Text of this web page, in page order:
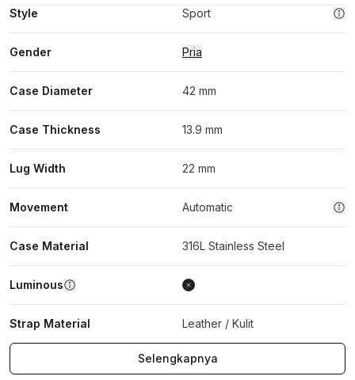
Style Sport
Gender Pria
Case Diameter 42 mm
Case Thickness 13.9 mm
Lug Width 22 mm
Movement Automatic
Case Material 316L Stainless Steel
Luminous
Strap Material Leather / Kulit
Selengkapnya